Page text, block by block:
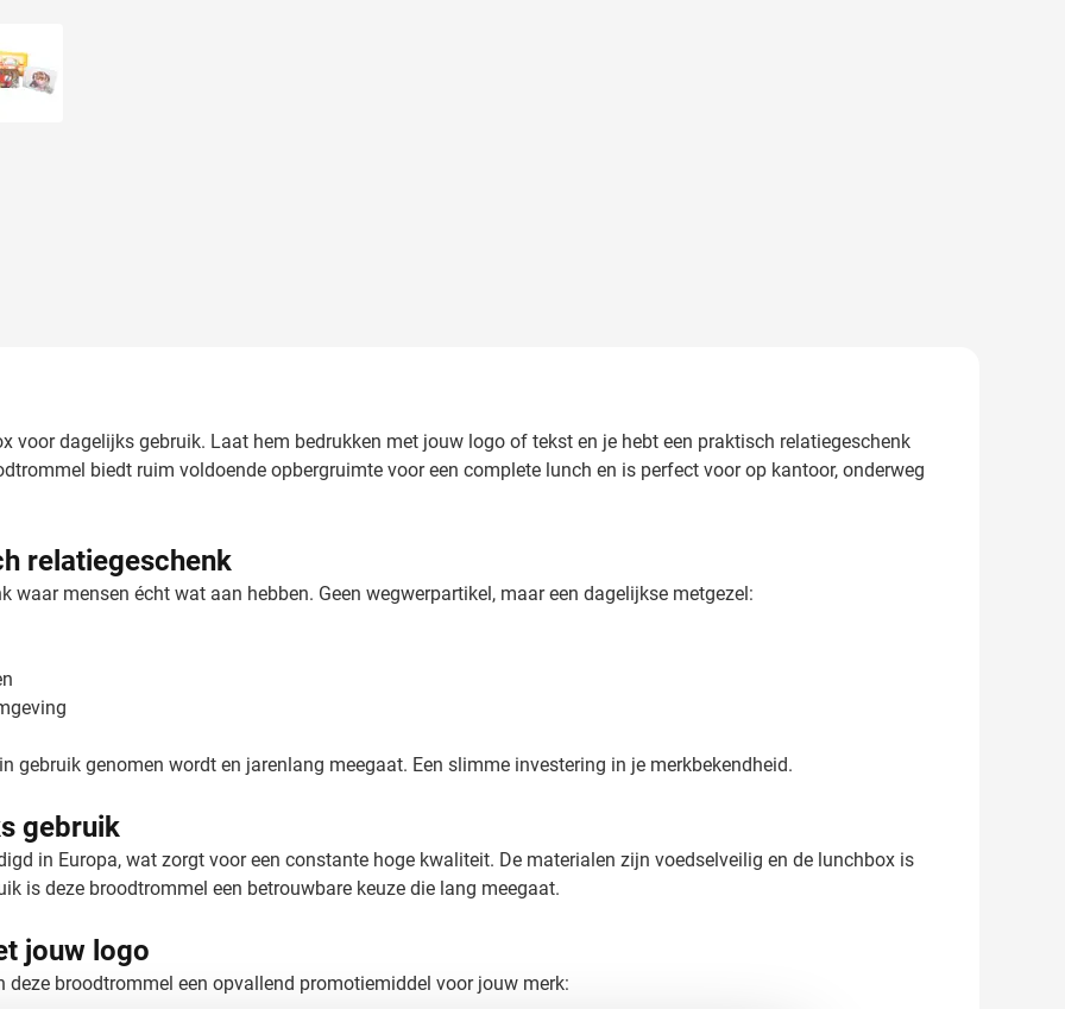
voor dagelijks gebruik. Laat hem bedrukken met jouw logo of tekst en je hebt een praktisch relatiegeschenk
biedt ruim voldoende opbergruimte voor een complete lunch en is perfect voor op kantoor, onderweg
relatiegeschenk
waar mensen écht wat aan hebben. Geen wegwerpartikel, maar een dagelijkse metgezel:
gebruik genomen wordt en jarenlang meegaat. Een slimme investering in je merkbekendheid.
gebruik
in Europa, wat zorgt voor een constante hoge kwaliteit. De materialen zijn voedselveilig en de lunchbox is
is deze broodtrommel een betrouwbare keuze die lang meegaat.
jouw logo
deze broodtrommel een opvallend promotiemiddel voor jouw merk: